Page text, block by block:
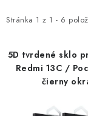
BATÉRIE VARTA
i
p
Stránka 1 z 1 - 6
e
i5D tvrdené sklo
Redmi 13C /
čierny